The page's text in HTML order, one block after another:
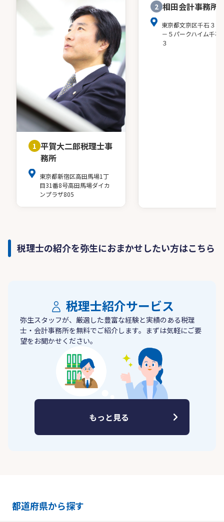
1 平賀大二郎税理士事
務所
東京都新宿区高田馬場1丁
目31番8号高田馬場ダイカ
ンプラザ805
2 相田会計事務所
東京都文京区千石３－
－５パークハイム千石
３
税理士の紹介を弥生におまかせしたい方はこちら
税理士紹介サービス
弥生スタッフが、厳選した豊富な経験と実績のある税理
士・会計事務所を無料でご紹介します。まずは気軽にご要
望をお聞かせください。
もっと見る
都道府県から探す